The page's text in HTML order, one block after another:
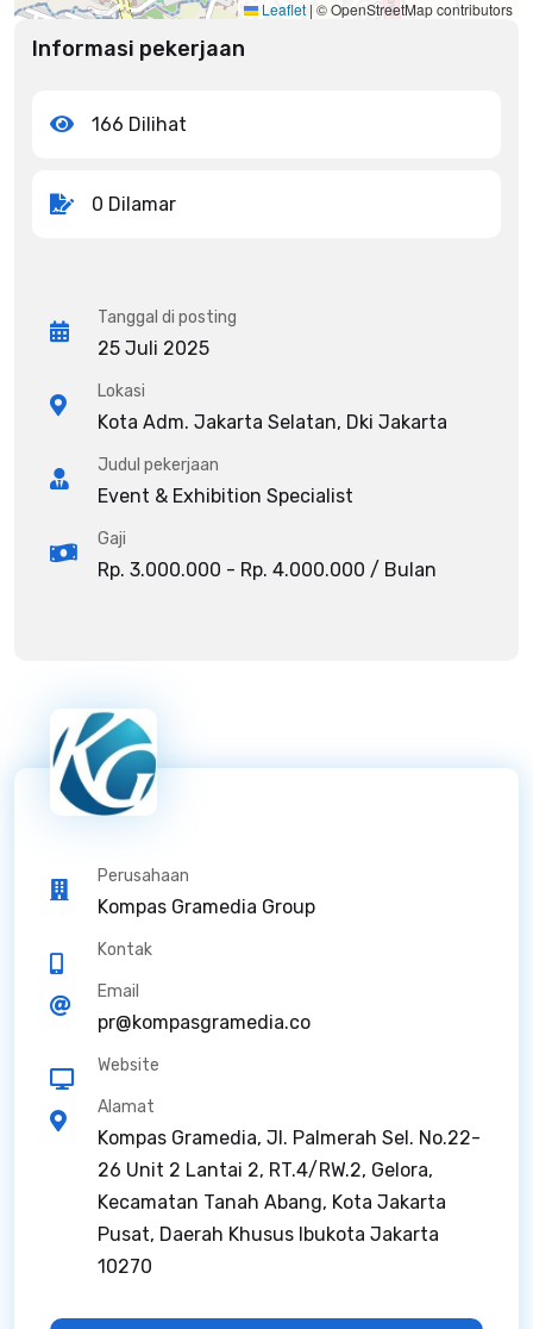
Leaflet | © OpenStreetMap contributors
Informasi pekerjaan
166 Dilihat
0 Dilamar
Tanggal di posting
25 Juli 2025
Lokasi
Kota Adm. Jakarta Selatan, Dki Jakarta
Judul pekerjaan
Event & Exhibition Specialist
Gaji
Rp. 3.000.000 - Rp. 4.000.000 / Bulan
Perusahaan
Kompas Gramedia Group
Kontak
Email
pr@kompasgramedia.co
Website
Alamat
Kompas Gramedia, Jl. Palmerah Sel. No.22-
26 Unit 2 Lantai 2, RT.4/RW.2, Gelora,
Kecamatan Tanah Abang, Kota Jakarta
Pusat, Daerah Khusus Ibukota Jakarta
10270